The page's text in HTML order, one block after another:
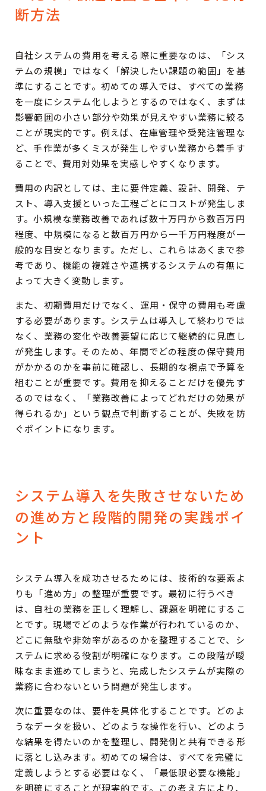
断方法
自社システムの費用を考える際に重要なのは、「シス
テムの規模」ではなく「解決したい課題の範囲」を基
準にすることです。初めての導入では、すべての業務
を一度にシステム化しようとするのではなく、まずは
影響範囲の小さい部分や効果が見えやすい業務に絞る
ことが現実的です。例えば、在庫管理や受発注管理な
ど、手作業が多くミスが発生しやすい業務から着手す
ることで、費用対効果を実感しやすくなります。
費用の内訳としては、主に要件定義、設計、開発、テ
スト、導入支援といった工程ごとにコストが発生しま
す。小規模な業務改善であれば数十万円から数百万円
程度、中規模になると数百万円から一千万円程度が一
般的な目安となります。ただし、これらはあくまで参
考であり、機能の複雑さや連携するシステムの有無に
よって大きく変動します。
また、初期費用だけでなく、運用・保守の費用も考慮
する必要があります。システムは導入して終わりでは
なく、業務の変化や改善要望に応じて継続的に見直し
が発生します。そのため、年間でどの程度の保守費用
がかかるのかを事前に確認し、長期的な視点で予算を
組むことが重要です。費用を抑えることだけを優先す
るのではなく、「業務改善によってどれだけの効果が
得られるか」という観点で判断することが、失敗を防
ぐポイントになります。
システム導入を失敗させないため
の進め方と段階的開発の実践ポイ
ント
システム導入を成功させるためには、技術的な要素よ
りも「進め方」の整理が重要です。最初に行うべき
は、自社の業務を正しく理解し、課題を明確にするこ
とです。現場でどのような作業が行われているのか、
どこに無駄や非効率があるのかを整理することで、シ
ステムに求める役割が明確になります。この段階が曖
昧なまま進めてしまうと、完成したシステムが実際の
業務に合わないという問題が発生します。
次に重要なのは、要件を具体化することです。どのよ
うなデータを扱い、どのような操作を行い、どのよう
な結果を得たいのかを整理し、開発側と共有できる形
に落とし込みます。初めての場合は、すべてを完璧に
定義しようとする必要はなく、「最低限必要な機能」
を明確にすることが現実的です。この考え方により、